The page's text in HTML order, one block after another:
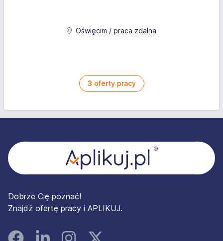
Oświęcim / praca zdalna
3 oferty pracy
Dobrze Cię poznać!
Znajdź ofertę pracy i APLIKUJ.
FacebookLinked InInstagramInstagram